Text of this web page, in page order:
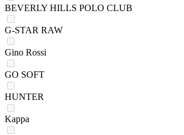
BEVERLY HILLS POLO CLUB
G-STAR RAW
Gino Rossi
GO SOFT
HUNTER
Kappa